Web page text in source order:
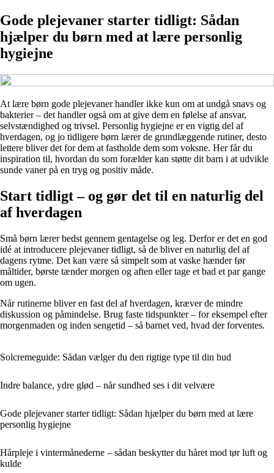
Gode plejevaner starter tidligt: Sådan
hjælper du børn med at lære personlig
hygiejne
At lære børn gode plejevaner handler ikke kun om at undgå snavs og
bakterier – det handler også om at give dem en følelse af ansvar,
selvstændighed og trivsel. Personlig hygiejne er en vigtig del af
hverdagen, og jo tidligere børn lærer de grundlæggende rutiner, desto
lettere bliver det for dem at fastholde dem som voksne. Her får du
inspiration til, hvordan du som forælder kan støtte dit barn i at udvikle
sunde vaner på en tryg og positiv måde.
Start tidligt – og gør det til en naturlig del
af hverdagen
Små børn lærer bedst gennem gentagelse og leg. Derfor er det en god
idé at introducere plejevaner tidligt, så de bliver en naturlig del af
dagens rytme. Det kan være så simpelt som at vaske hænder før
måltider, børste tænder morgen og aften eller tage et bad et par gange
om ugen.
Når rutinerne bliver en fast del af hverdagen, kræver de mindre
diskussion og påmindelse. Brug faste tidspunkter – for eksempel efter
morgenmaden og inden sengetid – så barnet ved, hvad der forventes.
Solcremeguide: Sådan vælger du den rigtige type til din hud
Indre balance, ydre glød – når sundhed ses i dit velvære
Gode plejevaner starter tidligt: Sådan hjælper du børn med at lære
personlig hygiejne
Hårpleje i vintermånederne – sådan beskytter du håret mod tør luft og
kulde